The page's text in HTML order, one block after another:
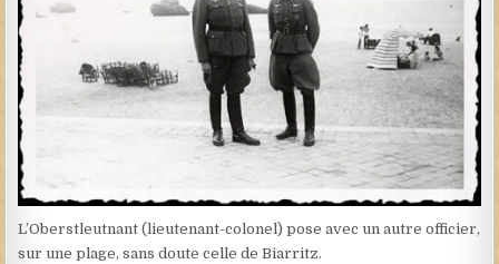
L’Oberstleutnant (lieutenant-colonel) pose avec un autre officier,
sur une plage, sans doute celle de Biarritz.